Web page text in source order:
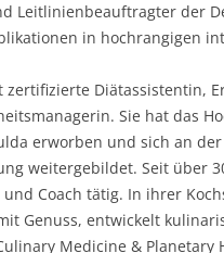
Leitlinienbeauftragter der
in hochrangigen
zertifizierte Diätassistentin,
Sie hat das
erworben und sich an
weitergebildet. Seit über
Coach tätig. In ihrer
Genuss, entwickelt
Medicine & Planetary